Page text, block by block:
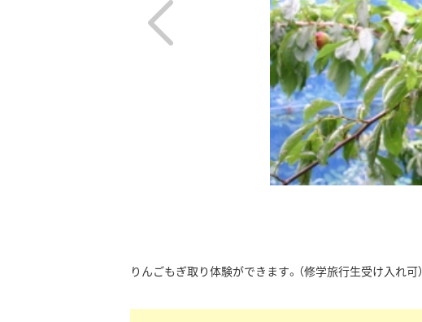
りんごもぎ取り体験ができます。（修学旅行生受け入れ可）